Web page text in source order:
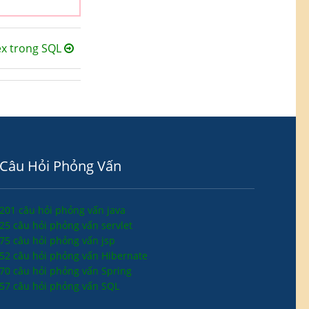
trong SQL
Hỏi Phỏng Vấn
câu hỏi phỏng vấn java
câu hỏi phỏng vấn servlet
câu hỏi phỏng vấn jsp
câu hỏi phỏng vấn Hibernate
câu hỏi phỏng vấn Spring
câu hỏi phỏng vấn SQL